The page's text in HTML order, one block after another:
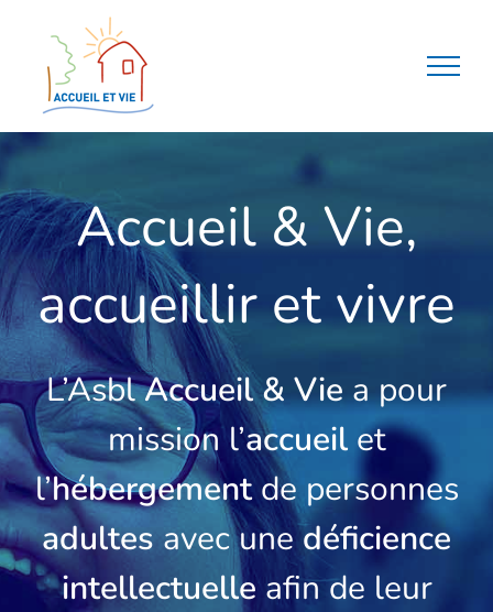
contenu
Accueil & Vie,
accueillir et vivre
L’AsblAccueil & Viea pour
mission l’accueilet
l’hébergementde personnes
adultesavec unedéficience
intellectuelleafin de leur